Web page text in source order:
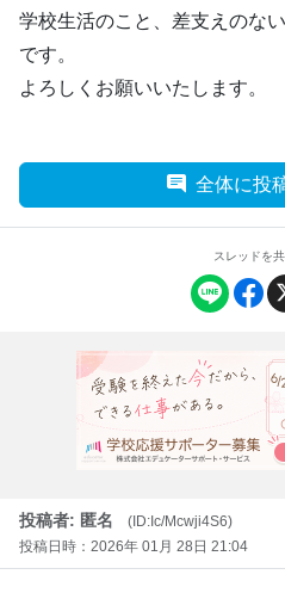
学校生活のこと、差支えのな
です。
よろしくお願いいたします。
全体に投
スレッドを
投稿者: 匿名
(ID:Ic/Mcwji4S6)
投稿日時：2026年 01月 28日 21:04